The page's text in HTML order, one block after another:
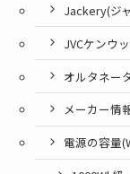
Jackery(ジ
JVCケンウ
オルタネー
メーカー情
電源の容量